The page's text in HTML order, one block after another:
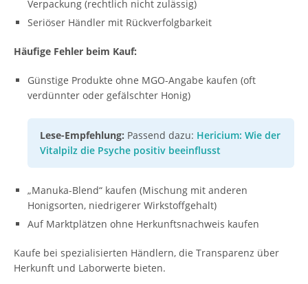
Verpackung (rechtlich nicht zulässig)
Seriöser Händler mit Rückverfolgbarkeit
Häufige Fehler beim Kauf:
Günstige Produkte ohne MGO-Angabe kaufen (oft
verdünnter oder gefälschter Honig)
Lese-Empfehlung: Passend dazu: Hericium: Wie der
Vitalpilz die Psyche positiv beeinflusst
„Manuka-Blend“ kaufen (Mischung mit anderen
Honigsorten, niedrigerer Wirkstoffgehalt)
Auf Marktplätzen ohne Herkunftsnachweis kaufen
Kaufe bei spezialisierten Händlern, die Transparenz über
Herkunft und Laborwerte bieten.